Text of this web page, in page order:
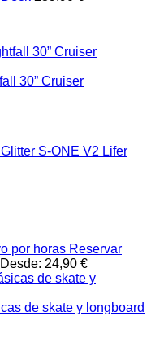
30” Cruiser
S-ONE V2 Lifer
Reservar
Desde: 24,90 €
de skate y longboard